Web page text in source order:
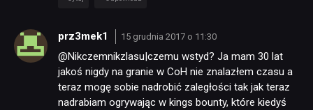
prz3mek1 15 grudnia 2017 o 11:30
@Nikczemnikzlasu|czemu wstyd? Ja mam 30 lat
jakoś nigdy na granie w CoH nie znalazłem czasu a
teraz mogę sobie nadrobić zaległości tak jak teraz
nadrabiam ogrywając w kings bounty, które kiedyś